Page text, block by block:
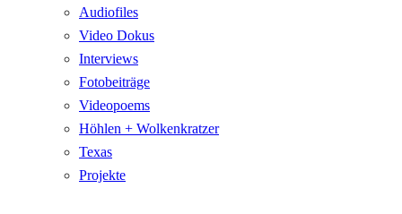
Audiofiles
Video Dokus
Interviews
Fotobeiträge
Videopoems
Höhlen + Wolkenkratzer
Texas
Projekte